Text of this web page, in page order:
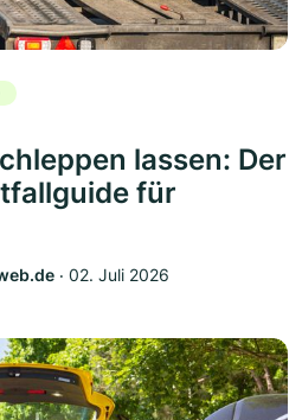
lassen: Der
für
‧ 02. Juli 2026